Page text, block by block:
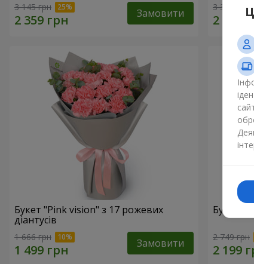
3 145 грн Замовити 3 370 грн
Букет "Pink vision" з 17 рожевих
діантусів
1 666 грн Замовити
Букет
2 749 грн